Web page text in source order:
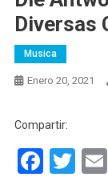
Diversas
Musica
Enero 20, 2021
Compartir: